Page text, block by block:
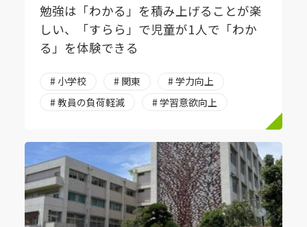
勉強は「わかる」を積み上げることが楽
しい、「すらら」で児童が1人で「わか
る」を体験できる
# 小学校 # 関東
# 学力向上
# 教員の負荷軽減
# 学習意欲向上